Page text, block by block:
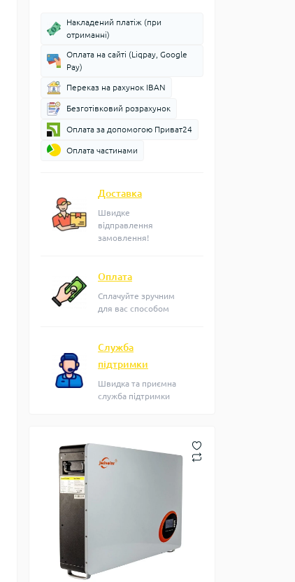
Накладений платіж (при
отриманні)
Оплата на сайті (Liqpay, Google
Pay)
Переказ на рахунок IBAN
Безготівковий розрахунок
Оплата за допомогою Приват24
Оплата частинами
Доставка
Швидке
відправлення
замовлення!
Оплата
Сплачуйте зручним
для вас способом
Служба
підтримки
Швидка та приємна
служба підтримки